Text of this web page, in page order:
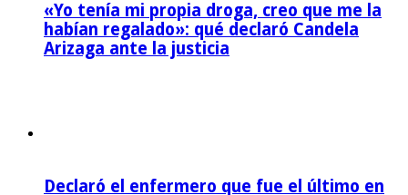
«Yo tenía mi propia droga, creo que me la
habían regalado»: qué declaró Candela
Arizaga ante la justicia
Declaró el enfermero que fue el último en